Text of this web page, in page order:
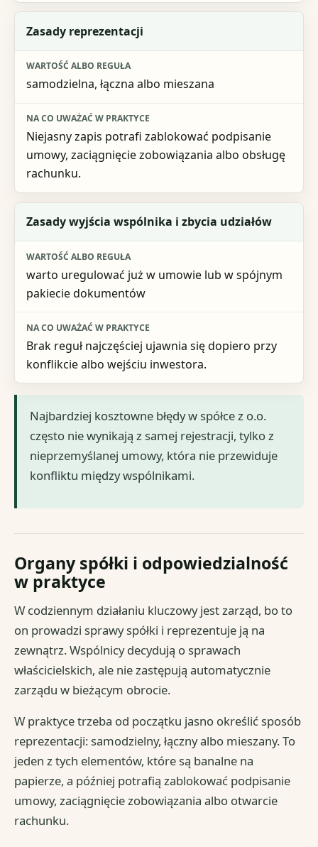
Zasady reprezentacji
samodzielna, łączna albo mieszana
Niejasny zapis potrafi zablokować podpisanie
umowy, zaciągnięcie zobowiązania albo obsługę
rachunku.
Zasady wyjścia wspólnika i zbycia udziałów
warto uregulować już w umowie lub w spójnym
pakiecie dokumentów
Brak reguł najczęściej ujawnia się dopiero przy
konflikcie albo wejściu inwestora.
Najbardziej kosztowne błędy w spółce z o.o.
często nie wynikają z samej rejestracji, tylko z
nieprzemyślanej umowy, która nie przewiduje
konfliktu między wspólnikami.
Organy spółki i odpowiedzialność
w praktyce
W codziennym działaniu kluczowy jest zarząd, bo to
on prowadzi sprawy spółki i reprezentuje ją na
zewnątrz. Wspólnicy decydują o sprawach
właścicielskich, ale nie zastępują automatycznie
zarządu w bieżącym obrocie.
W praktyce trzeba od początku jasno określić sposób
reprezentacji: samodzielny, łączny albo mieszany. To
jeden z tych elementów, które są banalne na
papierze, a później potrafią zablokować podpisanie
umowy, zaciągnięcie zobowiązania albo otwarcie
rachunku.